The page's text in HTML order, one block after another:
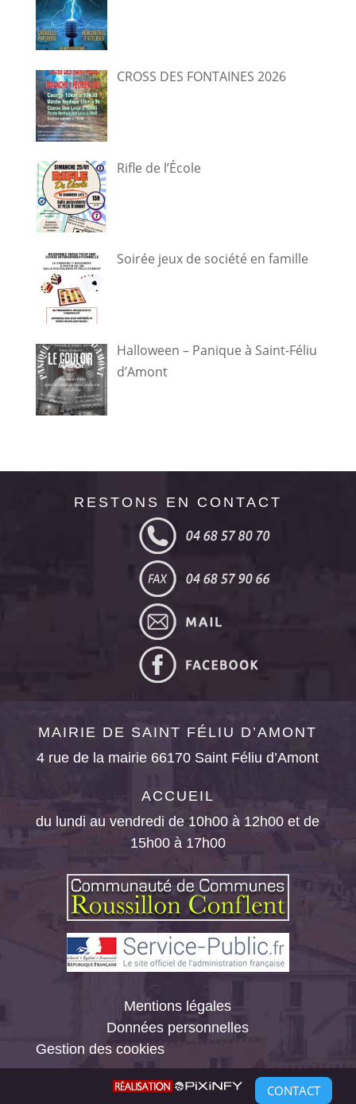
CROSS DES FONTAINES 2026
Rifle de l’École
Soirée jeux de société en famille
Halloween – Panique à Saint-Féliu
d’Amont
RESTONS EN CONTACT
MAIRIE DE SAINT FÉLIU D’AMONT
4 rue de la mairie 66170 Saint Féliu d’Amont
ACCUEIL
du lundi au vendredi de 10h00 à 12h00 et de
15h00 à 17h00
Mentions légales
Données personnelles
Gestion des cookies
CONTACT